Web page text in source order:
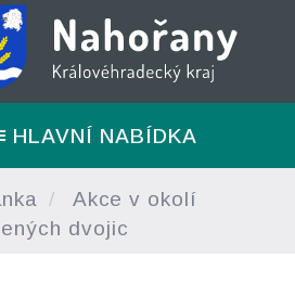
HLAVNÍ NABÍDKA
Akce v okolí
dvojic